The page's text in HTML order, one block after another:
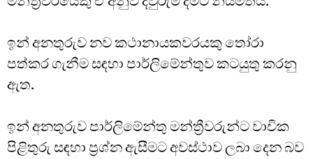
ඉන් අනතුරුව නව කථානායකවරයකු තෝරා
පත්කර ගැනීම සඳහා පාර්ලිමේන්තුව කටයුතු කරනු
ඇත.
ඉන් අනතුරුව පාර්ලිමේන්තු මන්ත්‍රීවරුන්ට වාචික
පිළිතුරු සඳහා ප්‍රශ්න ඇසීමට අවස්ථාව ලබා දෙන බව